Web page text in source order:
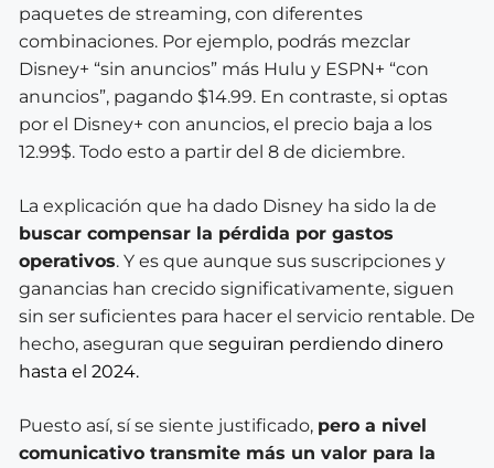
paquetes de streaming, con diferentes
combinaciones. Por ejemplo, podrás mezclar
Disney+ “sin anuncios” más Hulu y ESPN+ “con
anuncios”, pagando $14.99. En contraste, si optas
por el Disney+ con anuncios, el precio baja a los
12.99$. Todo esto a partir del 8 de diciembre.
La explicación que ha dado Disney ha sido la de
buscar compensar la pérdida por gastos
operativos. Y es que aunque sus suscripciones y
ganancias han crecido significativamente, siguen
sin ser suficientes para hacer el servicio rentable. De
hecho, aseguran que seguiran perdiendo dinero
hasta el 2024.
Puesto así, sí se siente justificado, pero a nivel
comunicativo transmite más un valor para la